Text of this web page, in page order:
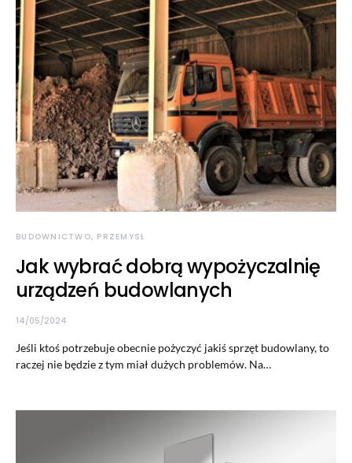
BUDOWNICTWO, PRZEMYSŁ
Jak wybrać dobrą wypożyczalnię
urządzeń budowlanych
14/05/2024
Jeśli ktoś potrzebuje obecnie pożyczyć jakiś sprzęt budowlany, to
raczej nie będzie z tym miał dużych problemów. Na…